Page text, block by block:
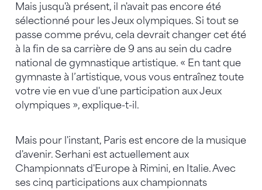
Mais jusqu'à présent, il n'avait pas encore été
sélectionné pour les Jeux olympiques. Si tout se
passe comme prévu, cela devrait changer cet été
à la fin de sa carrière de 9 ans au sein du cadre
national de gymnastique artistique. « En tant que
gymnaste à l’artistique, vous vous entraînez toute
votre vie en vue d'une participation aux Jeux
olympiques », explique-t-il.
Mais pour l'instant, Paris est encore de la musique
d'avenir. Serhani est actuellement aux
Championnats d'Europe à Rimini, en Italie. Avec
ses cinq participations aux championnats